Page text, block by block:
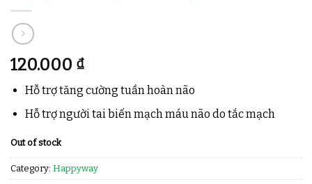
120.000 ₫
Hỗ trợ tăng cường tuần hoàn não
Hỗ trợ người tai biến mạch máu não do tắc mạch
Out of stock
Category: Happyway